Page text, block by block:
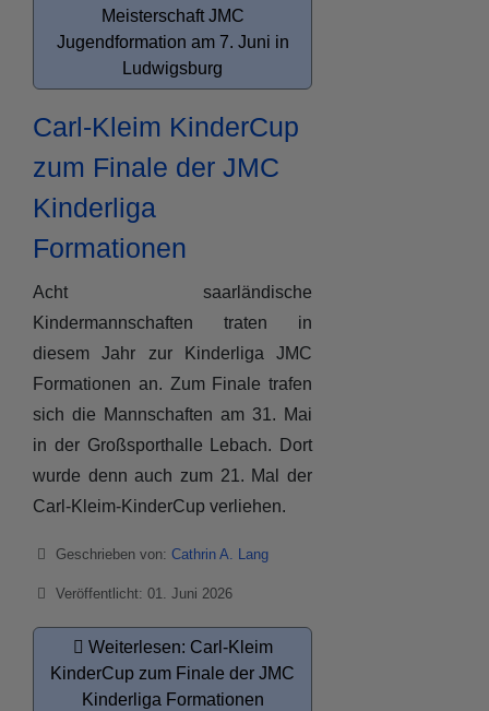
Meisterschaft JMC
Jugendformation am 7. Juni in
Ludwigsburg
Carl-Kleim KinderCup
zum Finale der JMC
Kinderliga
Formationen
Acht saarländische
Kindermannschaften traten in
diesem Jahr zur Kinderliga JMC
Formationen an. Zum Finale trafen
sich die Mannschaften am 31. Mai
in der Großsporthalle Lebach. Dort
wurde denn auch zum 21. Mal der
Carl-Kleim-KinderCup verliehen.
DetailsGeschrieben von: Cathrin A. Lang
Veröffentlicht: 01. Juni 2026
Weiterlesen: Carl-Kleim
KinderCup zum Finale der JMC
Kinderliga Formationen